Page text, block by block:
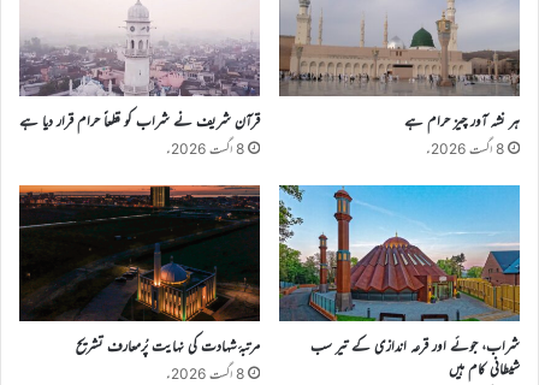
ہر نشہ آور چیز حرام ہے
8 اگست 2026ء
قرآن شریف نے شراب کو قطعاً حرام قرار دیا ہے
8 اگست 2026ء
شراب، جوئے اور قرعہ اندازی کے تیر سب
شیطانی کام ہیں
مرتبۂ شہادت کی نہایت پُرمعارف تشریح
8 اگست 2026ء